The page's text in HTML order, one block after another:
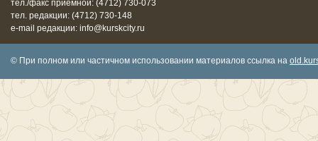
тел./факс приёмной: (4712) 730-073
тел. редакции: (4712) 730-148
e-mail редакции: info@kurskcity.ru
© При полном или частичном использовании материалов ссылка на